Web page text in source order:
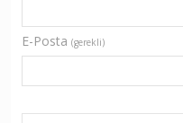
E-Posta (gerekli)